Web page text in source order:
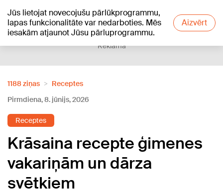
Jūs lietojat novecojušu pārlūkprogrammu,
lapas funkcionalitāte var nedarboties. Mēs
iesakām atjaunot Jūsu pārluprogrammu.
Aizvērt
+15°C
Reklāma
1188 ziņas
Receptes
Pirmdiena, 8. jūnijs, 2026
Receptes
Krāsaina recepte ģimenes
vakariņām un dārza
svētkiem